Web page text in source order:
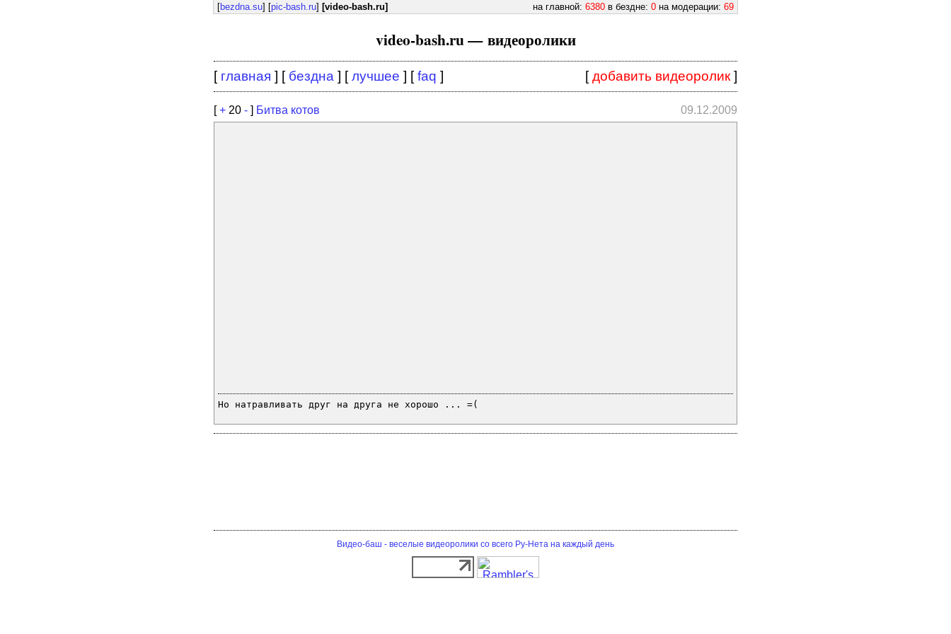
[bezdna.su] [pic-bash.ru] [video-bash.ru] на главной: 6380 в бездне: 0 на модерации: 69
video-bash.ru — видеоролики
[ главная ] [ бездна ] [лучшее ] [faq ] [добавить видеоролик ]
[+ 20 - ] Битва котов 09.12.2009
Но натравливать друг на друга не хорошо ... =(
Видео-баш - веселые видеоролики со всего Ру-Нета на каждый день